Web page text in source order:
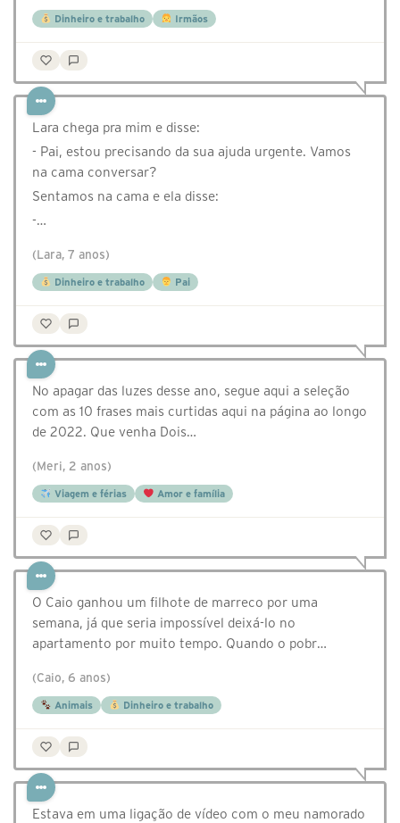
Dinheiro e trabalho Irmãos
Lara chega pra mim e disse:
- Pai, estou precisando da sua ajuda urgente. Vamos
na cama conversar?
Sentamos na cama e ela disse:
-…
(Lara, 7 anos)
Dinheiro e trabalho Pai
No apagar das luzes desse ano, segue aqui a seleção
com as 10 frases mais curtidas aqui na página ao longo
de 2022. Que venha Dois…
(Meri, 2 anos)
Viagem e férias Amor e família
O Caio ganhou um filhote de marreco por uma
semana, já que seria impossível deixá-lo no
apartamento por muito tempo. Quando o pobr…
(Caio, 6 anos)
Animais Dinheiro e trabalho
Estava em uma ligação de vídeo com o meu namorado